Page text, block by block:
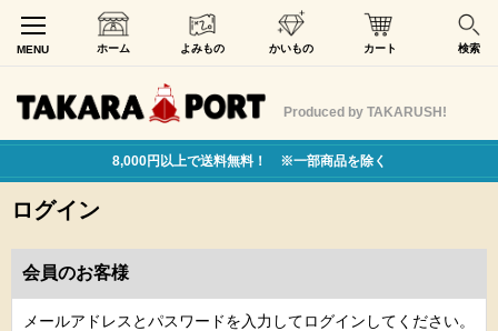
MENU ホーム よみもの かいもの カート 検索
Produced by TAKARUSH!
8,000円以上で送料無料！ ※一部商品を除く
ログイン
会員のお客様
メールアドレスとパスワードを入力してログインしてください。